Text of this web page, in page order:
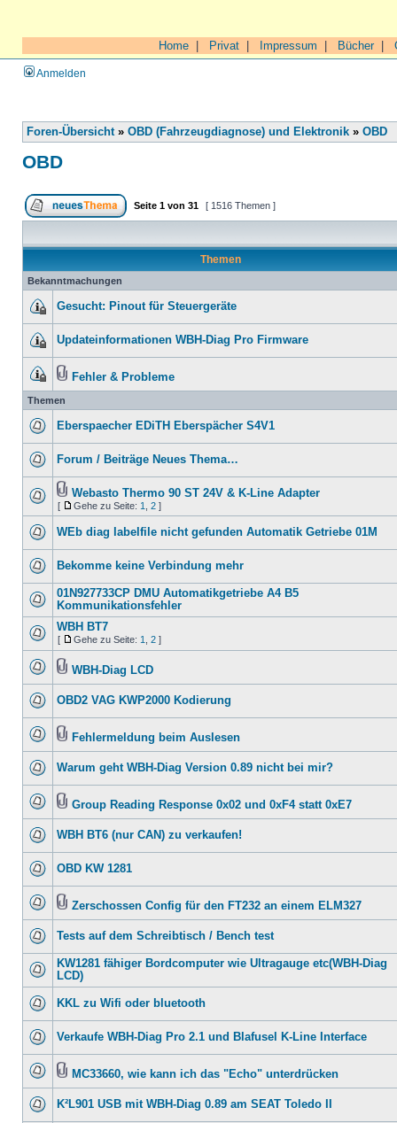
Home Privat Impressum Bücher|
Anmelden
Foren-Übersicht» OBD (Fahrzeugdiagnose) und Elektronik » OBD
OBD
Seite 1 von 31 [ 1516 Themen ]
Themen
Bekanntmachungen
Gesucht: Pinout für Steuergeräte
Updateinformationen WBH-Diag Pro Firmware
Fehler & Probleme
Themen
Eberspaecher EDiTH Eberspächer S4V1
Forum / Beiträge Neues Thema…
Webasto Thermo 90 ST 24V & K-Line Adapter
[ Gehe zu Seite: 1 2 ]
WEb diag labelfile nicht gefunden Automatik Getriebe 01M
Bekomme keine Verbindung mehr
01N927733CP DMU Automatikgetriebe A4 B5
Kommunikationsfehler
WBH BT7
[ Gehe zu Seite: 1 2 ]
WBH-Diag LCD
OBD2 VAG KWP2000 Kodierung
Fehlermeldung beim Auslesen
Warum geht WBH-Diag Version 0.89 nicht bei mir?
Group Reading Response 0x02 und 0xF4 statt 0xE7
WBH BT6 (nur CAN) zu verkaufen!
OBD KW 1281
Zerschossen Config für den FT232 an einem ELM327
Tests auf dem Schreibtisch / Bench test
KW1281 fähiger Bordcomputer wie Ultragauge etc(WBH-Diag
LCD)
KKL zu Wifi oder bluetooth
Verkaufe WBH-Diag Pro 2.1 und Blafusel K-Line Interface
MC33660, wie kann ich das "Echo" unterdrücken
K²L901 USB mit WBH-Diag 0.89 am SEAT Toledo II